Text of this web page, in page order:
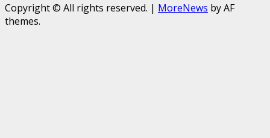
Copyright © All rights reserved. | MoreNews by AF
themes.